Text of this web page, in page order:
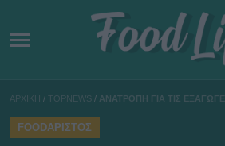
ΑΡΧΙΚΗ / TOPNEWS / ΑΝΑΤΡΟΠΗ ΓΙΑ ΤΙΣ
FOODΑΡΙΣΤΟΣ